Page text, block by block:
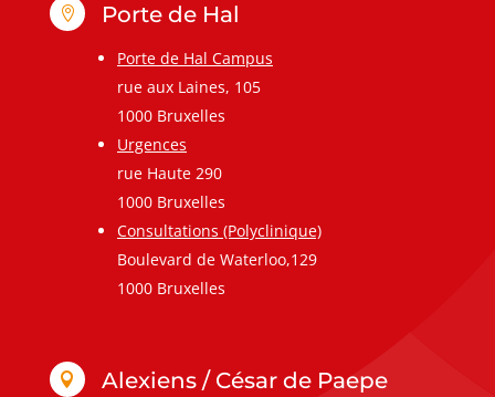
 Porte de Hal
Porte de Hal Campus
rue aux Laines, 105
1000 Bruxelles
Urgences
rue Haute 290
1000 Bruxelles
Consultations (Polyclinique)
Boulevard de Waterloo,129
1000 Bruxelles
 Alexiens / César de Paepe